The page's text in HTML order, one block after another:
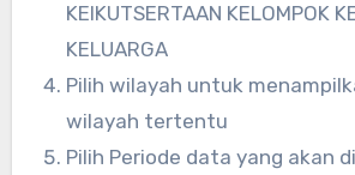
KEIKUTSERTAAN KELOMPOK
KELUARGA
Pilih wilayah untuk
wilayah tertentu
Pilih Periode data yang akan